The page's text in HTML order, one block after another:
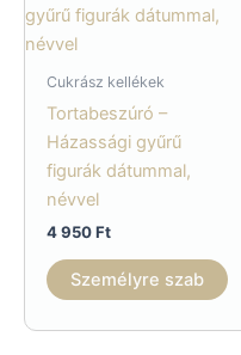
Cukrász kellékek
Tortabeszúró –
Házassági gyűrű
figurák dátummal,
névvel
4 950Ft
Személyre szab